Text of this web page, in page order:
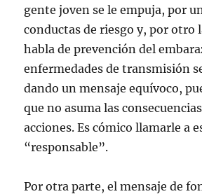
gente joven se le empuja, por
conductas de riesgo y, por otro
habla de prevención del
enfermedades de transmisión
dando un mensaje equívoco,
que no asuma las
acciones. Es cómico llamarle a
“responsable”.
Por otra parte, el mensaje de